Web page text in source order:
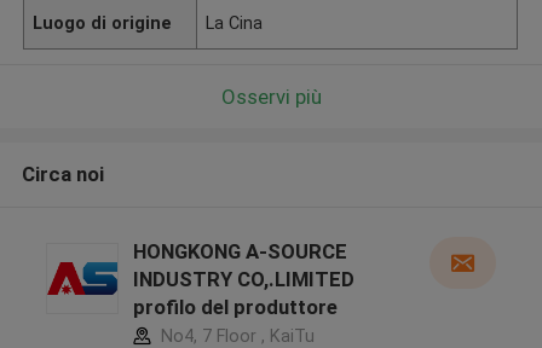
Luogo di origine La Cina
Osservi più
Circa noi
HONGKONG A-SOURCE
INDUSTRY CO,.LIMITED
profilo del produttore
No4, 7 Floor , KaiTu